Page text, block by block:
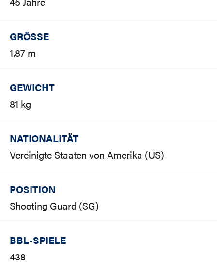
GRÖSSE
1.87 m
GEWICHT
81 kg
NATIONALITÄT
Vereinigte Staaten von Amerika (US)
POSITION
Shooting Guard (SG)
BBL-SPIELE
438